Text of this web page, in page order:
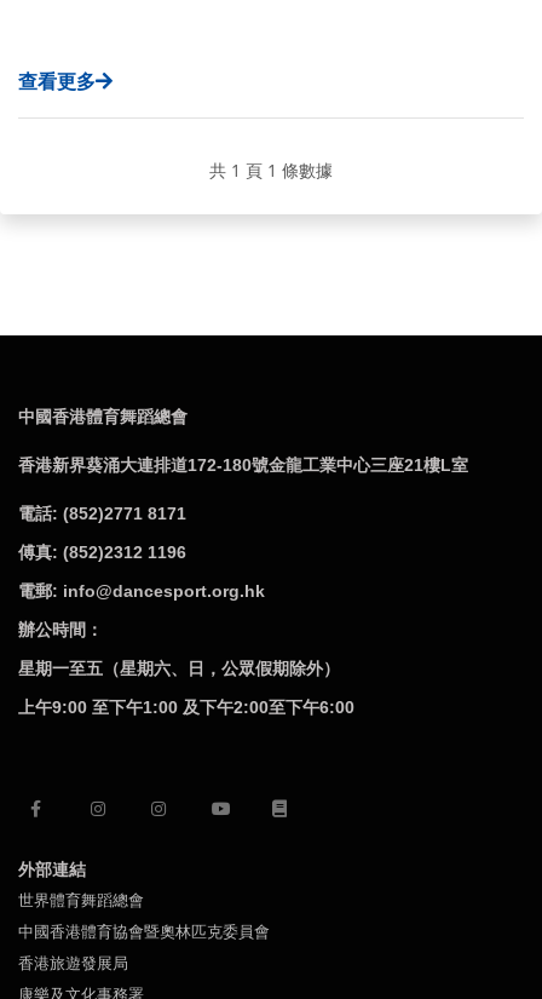
查看更多
共 1 頁 1 條數據
中國香港體育舞蹈總會
香港新界葵涌大連排道172-180號金龍工業中心三座21樓L室
電話: (852)2771 8171
傅真: (852)2312 1196
電郵: info@dancesport.org.hk
辦公時間：
星期一至五（星期六、日，公眾假期除外）
上午9:00 至下午1:00 及下午2:00至下午6:00
外部連結
世界體育舞蹈總會
中國香港體育協會暨奧林匹克委員會
香港旅遊發展局
康樂及文化事務署